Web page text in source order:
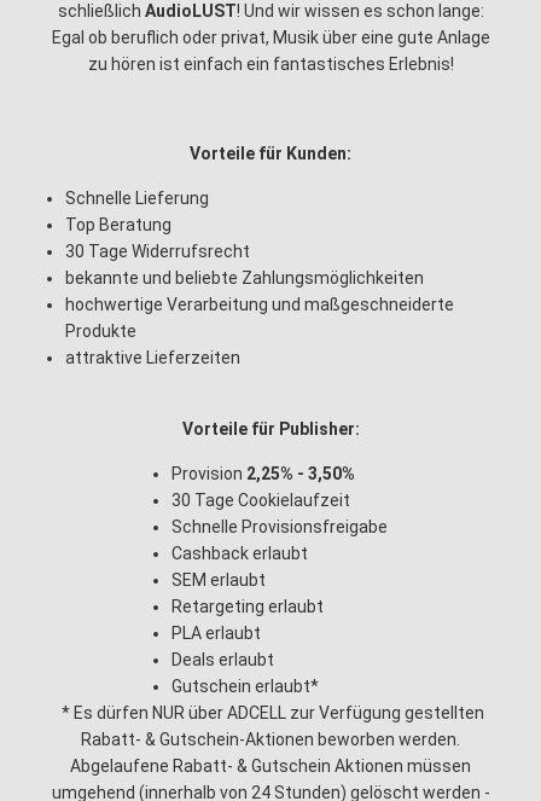
schließlich AudioLUST! Und wir wissen es schon lange:
Egal ob beruflich oder privat, Musik über eine gute Anlage
zu hören ist einfach ein fantastisches Erlebnis!
Vorteile für Kunden:
Schnelle Lieferung
Top Beratung
30 Tage Widerrufsrecht
bekannte und beliebte Zahlungsmöglichkeiten
hochwertige Verarbeitung und maßgeschneiderte
Produkte
attraktive Lieferzeiten
Vorteile für Publisher:
Provision 2,25% - 3,50%
30 Tage Cookielaufzeit
Schnelle Provisionsfreigabe
Cashback erlaubt
SEM erlaubt
Retargeting erlaubt
PLA erlaubt
Deals erlaubt
Gutschein erlaubt*
* Es dürfen NUR über ADCELL zur Verfügung gestellten
Rabatt- & Gutschein-Aktionen beworben werden.
Abgelaufene Rabatt- & Gutschein Aktionen müssen
umgehend (innerhalb von 24 Stunden) gelöscht werden -